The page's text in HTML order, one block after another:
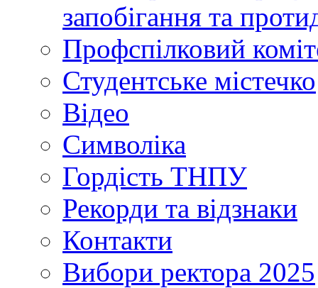
запобігання та
Профспілковий
Студентське містечко
Відео
Символіка
Гордість ТНПУ
Рекорди та відзнаки
Контакти
Вибори ректора 2025